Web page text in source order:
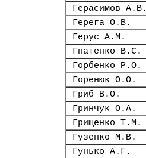
Герасимов А.В.
Герега О.В.
Герус А.М.
Гнатенко В.С.
Горбенко Р.О.
Горенюк О.О.
Гриб В.О.
Гринчук О.А.
Грищенко Т.М.
Гузенко М.В.
Гунько А.Г.